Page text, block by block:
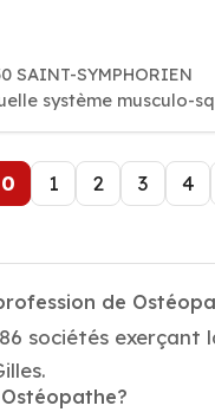
SAINT-SYMPHORIEN
système musculo-
0 1 2 3 4
de
sociétés